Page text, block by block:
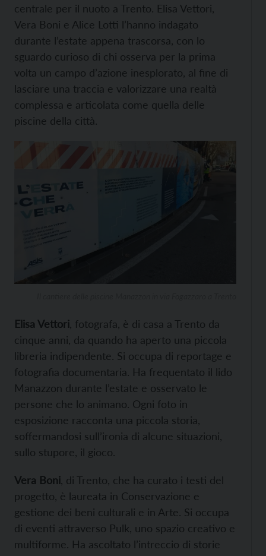
centrale per il nuoto a Trento. Elisa Vettori,
Vera Boni e Alice Lotti l’hanno indagato
durante l’estate appena trascorsa, con lo
sguardo curioso di chi osserva per la prima
volta un campo d’azione inesplorato, al fine di
lasciare una traccia e valorizzare una realtà
complessa e articolata come quella delle
piscine della città.
Elisa Vettori , fotografa, è di casa a Trento da
cinque anni, da quando ha aperto una piccola
libreria indipendente. Si occupa di reportage e
fotografia documentaria. Ha frequentato il lido
Manazzon durante l’estate e osservato le
persone che lo animano. Ogni foto in
esposizione racconta una piccola storia,
soffermandosi sull’ironia di alcune situazioni,
sullo stupore, il gioco.
Vera Boni , di Trento, che ha curato i testi del
progetto, è laureata in Conservazione e
gestione dei beni culturali e in Arte. Si occupa
di eventi attraverso Pulk, uno spazio creativo e
multiforme. Ha ascoltato l’intreccio di storie